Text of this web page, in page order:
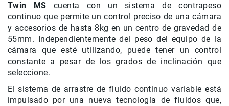
Kits
Accesorios
Fotografía
Cámaras
Mirrorless
Compactas
Twin MS cuenta con un sistema de contrapeso
continuo que permite un control preciso de una cámara
y accesorios de hasta 8kg en un centro de gravedad de
55mm. Independientemente del peso del equipo de la
cámara que esté utilizando, puede tener un control
constante a pesar de los grados de inclinación que
seleccione.
El sistema de arrastre de fluido continuo variable está
impulsado por una nueva tecnología de fluidos que,